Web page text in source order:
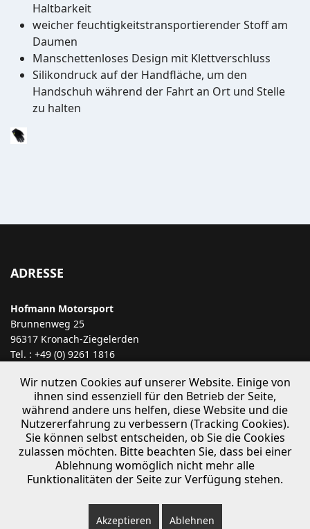
Haltbarkeit
weicher feuchtigkeitstransportierender Stoff am
Daumen
Manschettenloses Design mit Klettverschluss
Silikondruck auf der Handfläche, um den
Handschuh während der Fahrt an Ort und Stelle
zu halten
ADRESSE
Hofmann Motorsport
Brunnenweg 25
96317 Kronach-Ziegelerden
Tel. : +49 (0) 9261 1816
ÖFFNUNGSZEITEN
Nach telefonischer Absprache
+49 9261 1816
Wir nutzen Cookies auf unserer Website. Einige von
ihnen sind essenziell für den Betrieb der Seite,
während andere uns helfen, diese Website und die
Nutzererfahrung zu verbessern (Tracking Cookies).
Sie können selbst entscheiden, ob Sie die Cookies
zulassen möchten. Bitte beachten Sie, dass bei einer
Ablehnung womöglich nicht mehr alle
Funktionalitäten der Seite zur Verfügung stehen.
Akzeptieren Ablehnen